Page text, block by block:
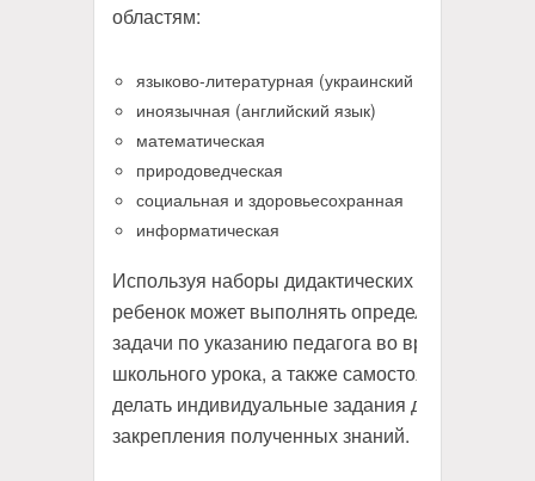
областям:
языково-литературная (украинский язык)
иноязычная (английский язык)
математическая
природоведческая
социальная и здоровьесохранная
информатическая
Используя наборы дидактических карточек
ребенок может выполнять определенные
задачи по указанию педагога во время
школьного урока, а также самостоятельно
делать индивидуальные задания дома для
закрепления полученных знаний.